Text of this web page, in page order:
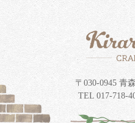
〒030-0945 青
TEL 017-718-